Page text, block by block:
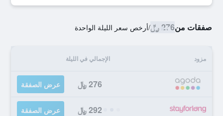
صفقات من276 ﷼ /أرخص سعر الليلة الواحدة
مزود الإجمالي في الليلة
276 ﷼ عرض الصفقة
292 ﷼ عرض الصفقة